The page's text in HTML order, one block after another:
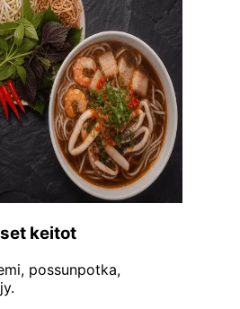
keitot
possunpotka,